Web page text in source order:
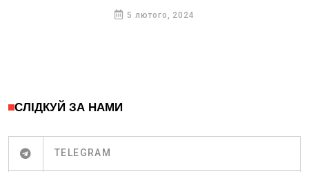
5 лютого, 2024
СЛІДКУЙ ЗА НАМИ
TELEGRAM